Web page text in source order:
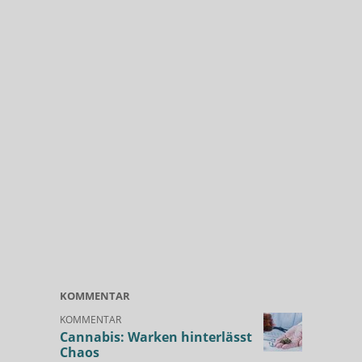
KOMMENTAR
KOMMENTAR
Cannabis: Warken hinterlässt
Chaos